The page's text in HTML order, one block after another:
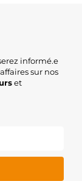
informé.e
sur nos
et